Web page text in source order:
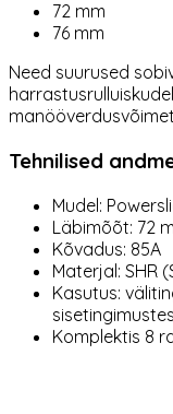
72 mm
76 mm
Need suurused
Tehnilised
Mudel:
Läbimõõt: 72
Kõvadus: 85A
Materjal: SHR
Kasutus:
Komplektis 8